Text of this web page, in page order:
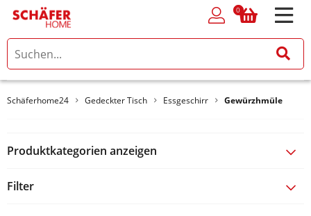
0
0
Schäferhome24 Gedeckter Tisch Essgeschirr Gewürzhmüle
Produktkategorien anzeigen
Filter